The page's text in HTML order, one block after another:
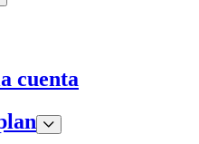
cuenta